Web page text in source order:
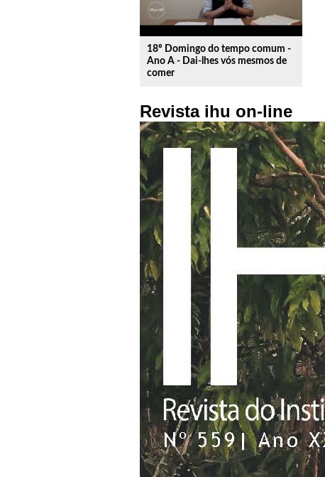
18º Domingo do tempo comum -
Ano A - Dai-lhes vós mesmos de
comer
Revista ihu on-line